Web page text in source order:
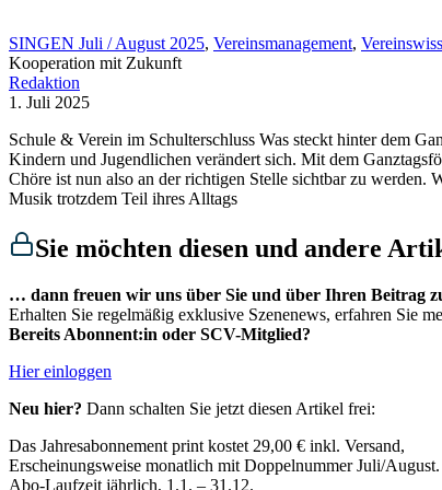
SINGEN Juli / August 2025, Vereinsmanagement,
Kooperation mit Zukunft
Redaktion
1. Juli 2025
Schule & Verein im Schulterschluss Was steckt hinter dem
Kindern und Jugendlichen verändert sich. Mit dem
Chöre ist nun also an der richtigen Stelle sichtbar zu
Musik trotzdem Teil ihres Alltags
Sie möchten diesen und andere
… dann freuen wir uns über Sie und über Ihren Beitrag
Erhalten Sie regelmäßig exklusive Szenenews, erfahren Sie
Bereits Abonnent:in oder SCV-Mitglied?
Hier einloggen
Neu hier? Dann schalten Sie jetzt diesen Artikel frei:
Das Jahresabonnement print kostet 29,00 € inkl. Versand,​
Erscheinungsweise monatlich mit Doppelnummer Juli/August.​
Abo-Laufzeit jährlich, 1.1. – 31.12.